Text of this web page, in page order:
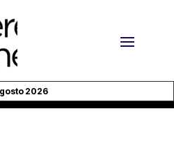
2026